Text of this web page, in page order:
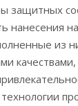
защитных
нанесения
из